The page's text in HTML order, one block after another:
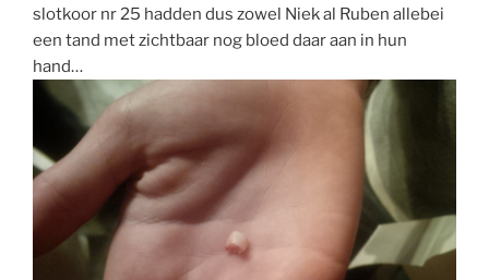
slotkoor nr 25 hadden dus zowel Niek al Ruben allebei
een tand met zichtbaar nog bloed daar aan in hun
hand…